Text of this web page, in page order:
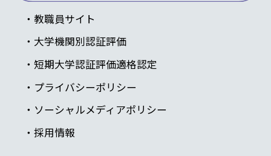
教職員サイト
大学機関別認証評価
短期大学認証評価適格認定
プライバシーポリシー
ソーシャルメディアポリシー
採用情報